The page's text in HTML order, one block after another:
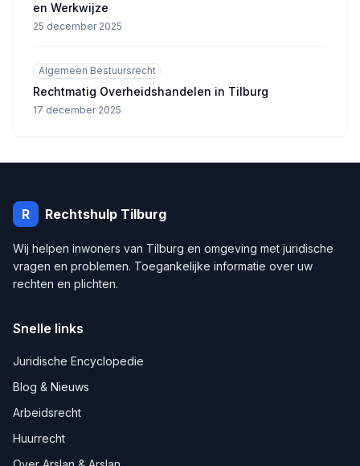
en Werkwijze
25 december 2025
Algemeen Bestuursrecht
Rechtmatig Overheidshandelen in Tilburg
17 december 2025
R Rechtshulp Tilburg
Wij helpen inwoners van Tilburg en omgeving met juridische
vragen en problemen. Toegankelijke informatie over uw
rechten en plichten.
Snelle links
Juridische Encyclopedie
Blog & Nieuws
Arbeidsrecht
Huurrecht